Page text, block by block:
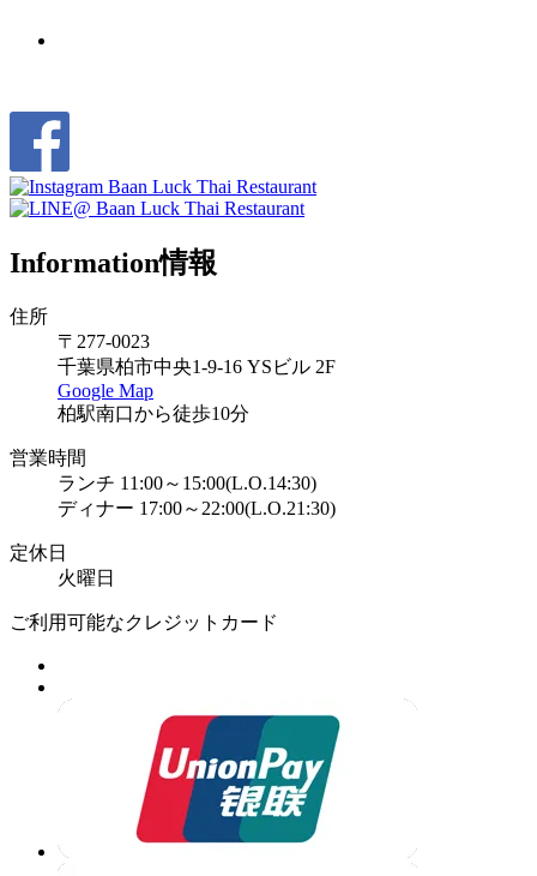
Information情報
住所
〒277-0023
千葉県柏市中央1-9-16 YSビル 2F
Google Map
柏駅南口から徒歩10分
営業時間
ランチ 11:00～15:00(L.O.14:30)
ディナー 17:00～22:00(L.O.21:30)
定休日
火曜日
ご利用可能なクレジットカード